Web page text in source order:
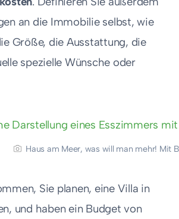
an die Immobilie selbst, wie
Größe, die Ausstattung, die
spezielle Wünsche oder
Haus am Meer, was will man mehr! Mit
Sie planen, eine Villa in
und haben ein Budget von